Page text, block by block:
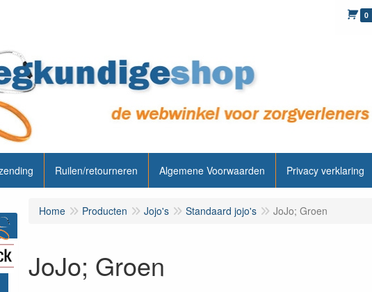
0
Ruilen/retourneren Algemene Voorwaarden Privacy verklaring
Home Producten Jojo's Standaard jojo's JoJo; Groen
JoJo; Groen